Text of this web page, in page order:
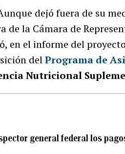
dejó fuera de su
de la Cámara de
en el informe del
delPrograma de
Nutricional
general federal los